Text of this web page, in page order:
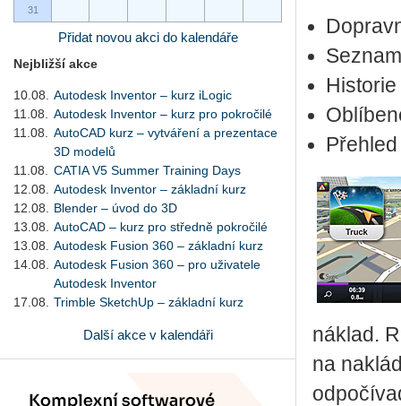
31
Přidat novou akci do kalendáře
Nejbližší akce
10.08.
Autodesk Inventor – kurz iLogic
11.08.
Autodesk Inventor – kurz pro pokročilé
11.08.
AutoCAD kurz – vytváření a prezentace
3D modelů
11.08.
CATIA V5 Summer Training Days
12.08.
Autodesk Inventor – základní kurz
12.08.
Blender – úvod do 3D
13.08.
AutoCAD – kurz pro středně pokročilé
13.08.
Autodesk Fusion 360 – základní kurz
14.08.
Autodesk Fusion 360 – pro uživatele
Autodesk Inventor
17.08.
Trimble SketchUp – základní kurz
Další akce v kalendáři
Historie
náklad.
na